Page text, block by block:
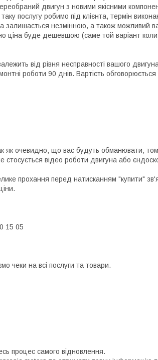
двигун з новими якісними
послугу робимо під клієнта, термін
залишається незмінною, а також можливий
ціна буде дешевшою (саме той варіант
від рівня несправності вашого
роботи 90 днів. Вартість
як очевидно, що вас будуть обманювати,
відео роботи двигуна або
прохання перед натисканням "купити"
15 05
чеки на всі послуги та товари.
процес самого відновлення.